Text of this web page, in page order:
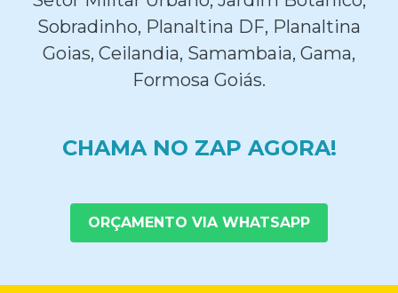
Sobradinho, Planaltina DF, Planaltina
Goias, Ceilandia, Samambaia, Gama,
Formosa Goiás.
CHAMA NO ZAP AGORA!
ORÇAMENTO VIA WHATSAPP